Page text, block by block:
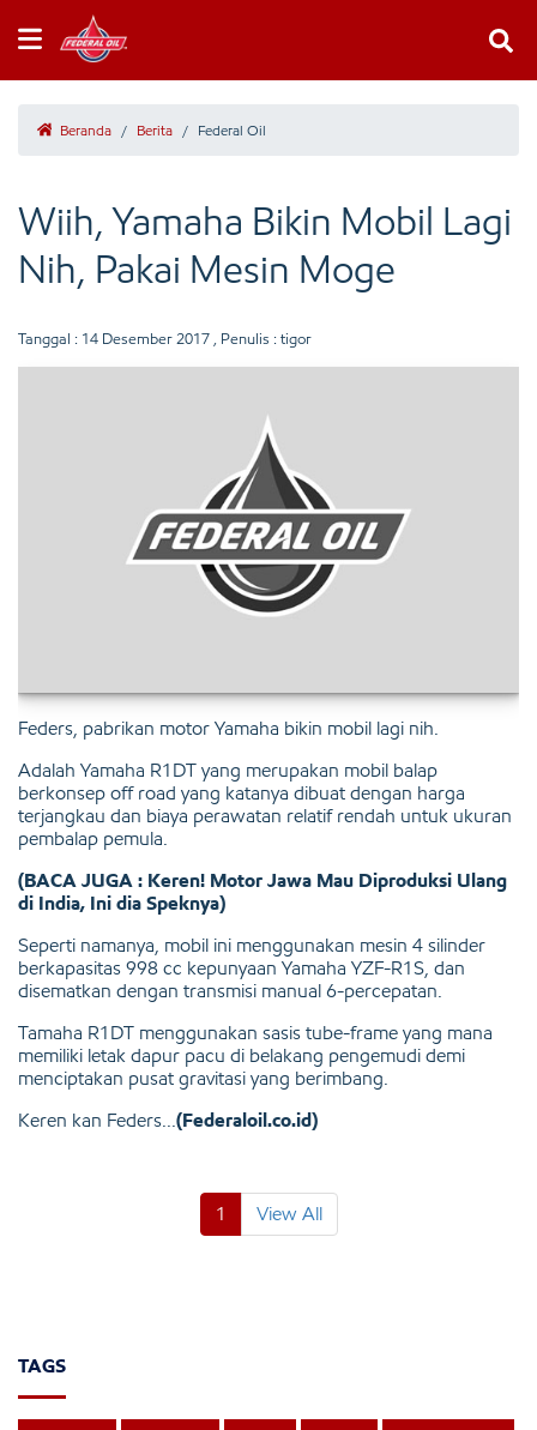
Beranda / Berita / Federal Oil
Wiih, Yamaha Bikin Mobil Lagi
Nih, Pakai Mesin Moge
Tanggal : 14 Desember 2017 , Penulis : tigor
Feders, pabrikan motor Yamaha bikin mobil lagi nih.
Adalah Yamaha R1DT yang merupakan mobil balap
berkonsep off road yang katanya dibuat dengan harga
terjangkau dan biaya perawatan relatif rendah untuk ukuran
pembalap pemula.
(BACA JUGA : Keren! Motor Jawa Mau Diproduksi Ulang
di India, Ini dia Speknya)
Seperti namanya, mobil ini menggunakan mesin 4 silinder
berkapasitas 998 cc kepunyaan Yamaha YZF-R1S, dan
disematkan dengan transmisi manual 6-percepatan.
Tamaha R1DT menggunakan sasis tube-frame yang mana
memiliki letak dapur pacu di belakang pengemudi demi
menciptakan pusat gravitasi yang berimbang.
Keren kan Feders... (Federaloil.co.id)
1 View All
TAGS